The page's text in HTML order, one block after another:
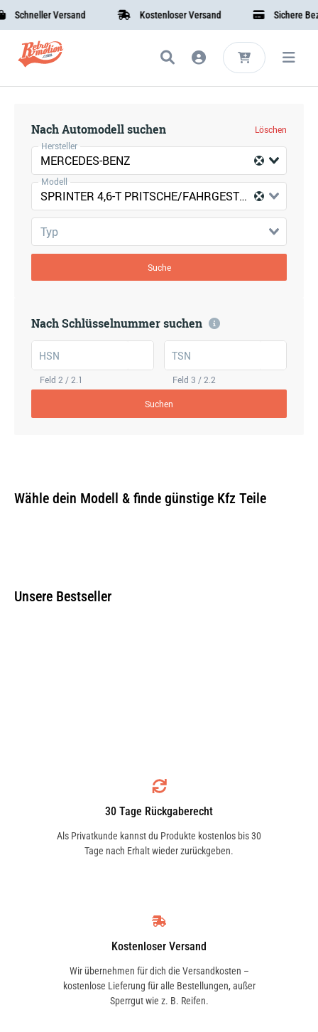
Schneller Versand Kostenloser Versand Sichere
Nach Automodell suchen
Löschen
Hersteller
MERCEDES-BENZ
Modell
SPRINTER 4,6-T PRITSCHE/FAHRGESTELL (B906)
Typ
Suche
Nach Schlüsselnummer suchen
HSN
Feld 2 / 2.1
TSN
Feld 3 / 2.2
Suchen
Wähle dein Modell & finde günstige Kfz Teile
Unsere Bestseller
30 Tage Rückgaberecht
Als Privatkunde kannst du Produkte kostenlos bis 30
Tage nach Erhalt wieder zurückgeben.
Kostenloser Versand
Wir übernehmen für dich die Versandkosten –
kostenlose Lieferung für alle Bestellungen, außer
Sperrgut wie z. B. Reifen.